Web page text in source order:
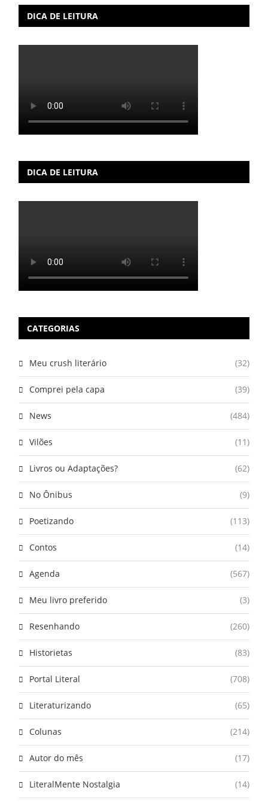
DICA DE LEITURA
DICA DE LEITURA
CATEGORIAS
Meu crush literário (32)
Comprei pela capa (39)
News (484)
Vilões (11)
Livros ou Adaptações? (62)
No Ônibus (9)
Poetizando (113)
Contos (14)
Agenda (567)
Meu livro preferido (3)
Resenhando (260)
Historietas (83)
Portal Literal (708)
Literaturizando (65)
Colunas (214)
Autor do mês (17)
LiteralMente Nostalgia (14)